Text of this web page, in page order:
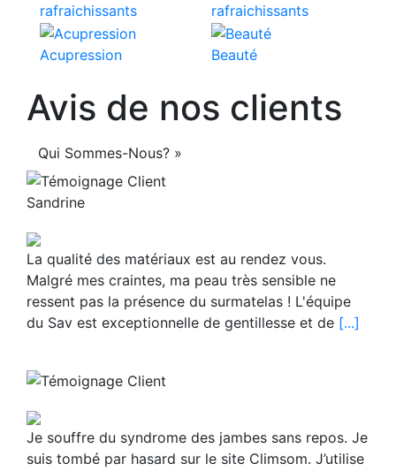
rafraichissants
rafraichissants
Acupression Beauté
Avis de nos clients
Qui Sommes-Nous? »
Sandrine
La qualité des matériaux est au rendez vous.
Malgré mes craintes, ma peau très sensible ne
ressent pas la présence du surmatelas ! L'équipe
du Sav est exceptionnelle de gentillesse et de [...]
Je souffre du syndrome des jambes sans repos. Je
suis tombé par hasard sur le site Climsom. J’utilise